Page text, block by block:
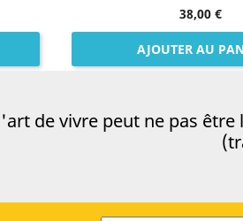
38,00 €
AJOUTER AU
de vivre peut ne pas